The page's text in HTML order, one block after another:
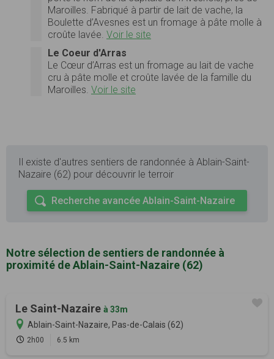
Maroilles. Fabriqué à partir de lait de vache, la
Boulette d’Avesnes est un fromage à pâte molle à
croûte lavée. Voir le site
Le Coeur d'Arras
Le Cœur d’Arras est un fromage au lait de vache
cru à pâte molle et croûte lavée de la famille du
Maroilles. Voir le site
Il existe d'autres sentiers de randonnée à Ablain-Saint-
Nazaire (62) pour découvrir le terroir
Recherche avancée Ablain-Saint-Nazaire
Notre sélection de sentiers de randonnée à
proximité de Ablain-Saint-Nazaire (62)
Le Saint-Nazaire à 33m
Ablain-Saint-Nazaire, Pas-de-Calais (62)
2h00 6.5 km